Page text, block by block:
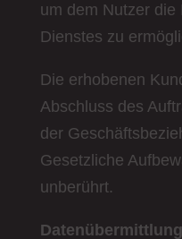
um dem Nutzer die
Dienstes zu
Die erhobenen
Abschluss des
der
Gesetzliche
unberührt.